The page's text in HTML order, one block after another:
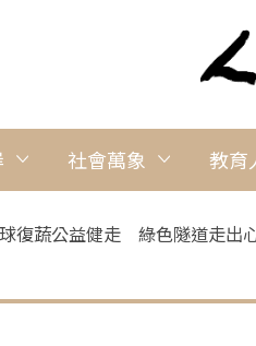
社會萬象 教育
復蔬公益健走 綠色隧道走出